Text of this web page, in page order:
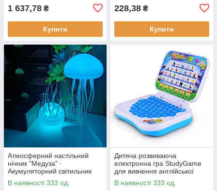
1 637,78 ₴
Купити
228,38 ₴
Купити
Атмосферний настільний
нічник "Медуза" ∙
Акумуляторний світильник
В наявності 333 од.
Дитяча розвиваюча
електронна гра StudyGame
для вивчення англійської
мови · Інтерактивний
комп'ютер для дитини
В наявності 333 од.